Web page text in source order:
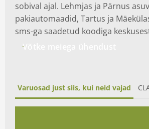
sobival ajal. Lehmjas ja Pärnus
pakiautomaadid, Tartus ja
sms-ga saadetud koodiga
Võtke meiega ühendust
Varuosad just siis, kui neid vajad